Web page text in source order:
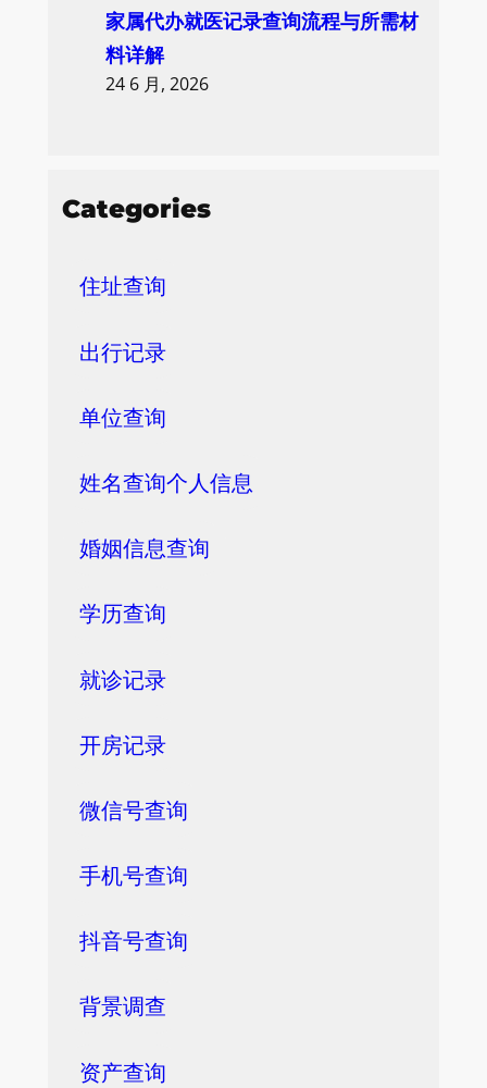
家属代办就医记录查询流程与所需材
料详解
24 6 月, 2026
Categories
住址查询
出行记录
单位查询
姓名查询个人信息
婚姻信息查询
学历查询
就诊记录
开房记录
微信号查询
手机号查询
抖音号查询
背景调查
资产查询